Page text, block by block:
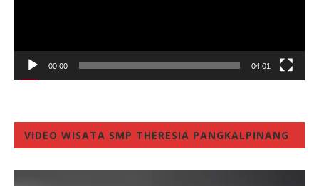
00:00 04:01
VIDEO WISATA SMP THERESIA PANGKALPINANG